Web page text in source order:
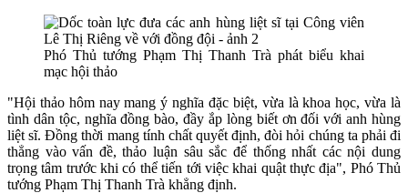
Phó Thủ tướng Phạm Thị Thanh Trà phát biểu khai
mạc hội thảo
"Hội thảo hôm nay mang ý nghĩa đặc biệt, vừa là khoa học, vừa là
tình dân tộc, nghĩa đồng bào, đầy ắp lòng biết ơn đối với anh hùng
liệt sĩ. Đồng thời mang tính chất quyết định, đòi hỏi chúng ta phải đi
thẳng vào vấn đề, thảo luận sâu sắc để thống nhất các nội dung
trọng tâm trước khi có thể tiến tới việc khai quật thực địa", Phó Thủ
tướng Phạm Thị Thanh Trà khẳng định.